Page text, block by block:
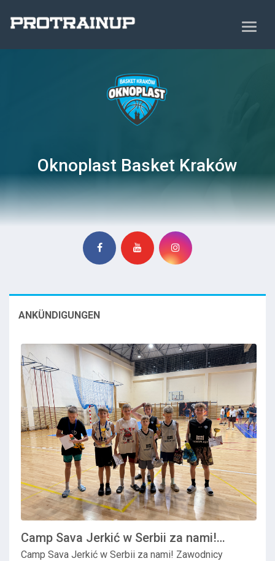
Oknoplast Basket Kraków
ANKÜNDIGUNGEN
Camp Sava Jerkić w Serbii za nami!
Zawodnicy ...
Camp Sava Jerkić w Serbii za nami! Zawodnicy